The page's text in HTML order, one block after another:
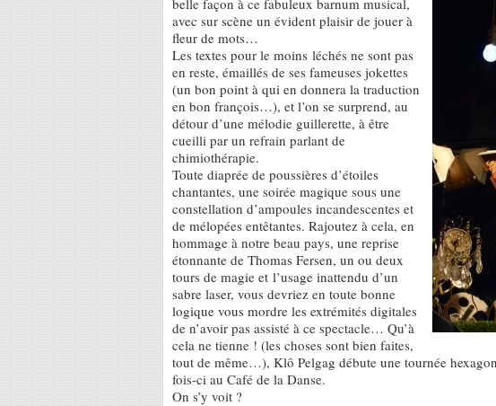
avec sur scène un évident plaisir de jouer à
fleur de mots…
Les textes pour le moins léchés ne sont pas
en reste, émaillés de ses fameuses jokettes
(un bon point à qui en donnera la traduction
en bon françois…), et l’on se surprend, au
détour d’une mélodie guillerette, à être
cueilli par un refrain parlant de
chimiothérapie.
Toute diaprée de poussières d’étoiles
chantantes, une soirée magique sous une
constellation d’ampoules incandescentes et
de mélopées entêtantes. Rajoutez à cela, en
hommage à notre beau pays, une reprise
étonnante de Thomas Fersen, un ou deux
tours de magie et l’usage inattendu d’un
sabre laser, vous devriez en toute bonne
logique vous mordre les extrémités digitales
de n’avoir pas assisté à ce spectacle… Qu’à
cela ne tienne ! (les choses sont bien faites,
tout de même…), Klô Pelgag débute une tournée
fois-ci au Café de la Danse.
On s’y voit ?